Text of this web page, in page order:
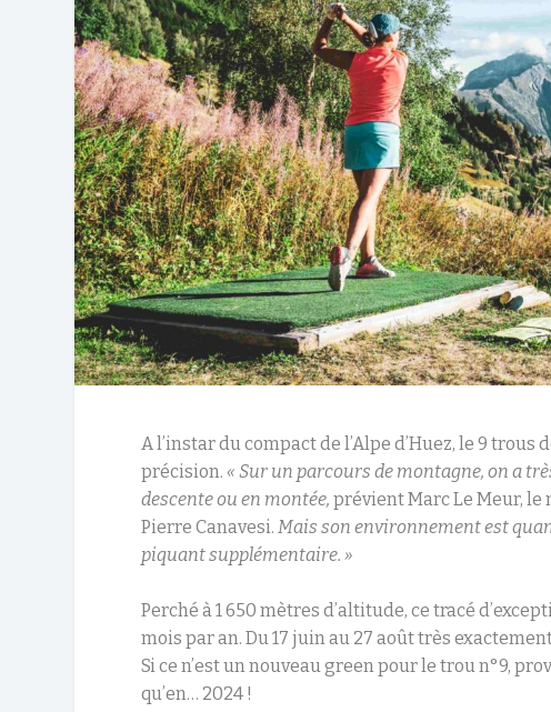
A l’instar du compact de l’Alpe d’Huez, le 9 trous
précision. « Sur un parcours de montagne, on a
descente ou en montée,prévient Marc Le Meur, le
Pierre Canavesi. Mais son environnement est
piquant supplémentaire. »
Perché à 1 650 mètres d’altitude, ce tracé
mois par an. Du 17 juin au 27 août très
Si ce n’est un nouveau green pour le trou n°9,
qu’en… 2024 !